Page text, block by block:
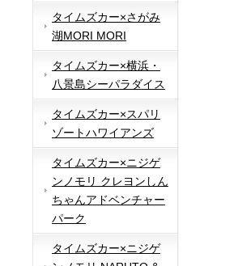
タイムズカー×さがみ
湖MORI MORI
タイムズカー×横浜・
八景島シーパラダイス
タイムズカー×スパリ
ゾートハワイアンズ
タイムズカー×ニジゲ
ンノモリ クレヨンしん
ちゃんアドベンチャー
パーク
タイムズカー×ニジゲ